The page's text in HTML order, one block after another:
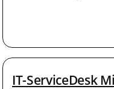
IT-ServiceDesk